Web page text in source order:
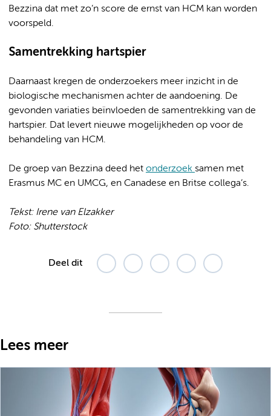
Bezzina dat met zo’n score de ernst van HCM kan worden
voorspeld.
Samentrekking hartspier
Daarnaast kregen de onderzoekers meer inzicht in de
biologische mechanismen achter de aandoening. De
gevonden variaties beïnvloeden de samentrekking van de
hartspier. Dat levert nieuwe mogelijkheden op voor de
behandeling van HCM.
De groep van Bezzina deed het onderzoek samen met
Erasmus MC en UMCG, en Canadese en Britse collega’s.
Tekst: Irene van Elzakker
Foto: Shutterstock
Deel dit
Lees meer